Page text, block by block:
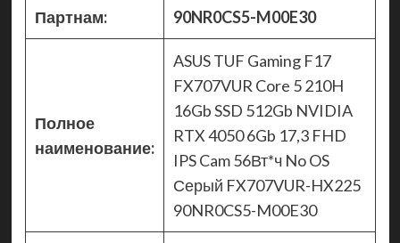
Партнам: 90NR0CS5-M00E30
Полное
наименование:
ASUS TUF Gaming F17
FX707VUR Core 5 210H
16Gb SSD 512Gb NVIDIA
RTX 4050 6Gb 17,3 FHD
IPS Cam 56Вт*ч No OS
Серый FX707VUR-HX225
90NR0CS5-M00E30